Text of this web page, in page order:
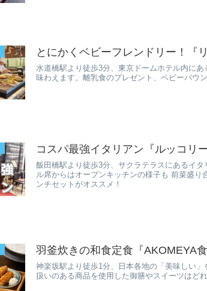
とにかくベビーフレンドリー！『
水道橋駅より徒歩3分、東京ドームホテル内に
味わえます。離乳食のプレゼント、ベビーバウ
コスパ最強イタリアン『ルッコリー
飯田橋駅より徒歩3分、サクラテラスにあるイ
ル席からはオープンキッチンの様子も 前菜盛
ンチセットがオススメ！
羽釜炊きの和食定食『AKOMEYA食
神楽坂駅より徒歩1分、日本各地の「美味しい
扱いのある商品を使用した御膳やスイーツはど